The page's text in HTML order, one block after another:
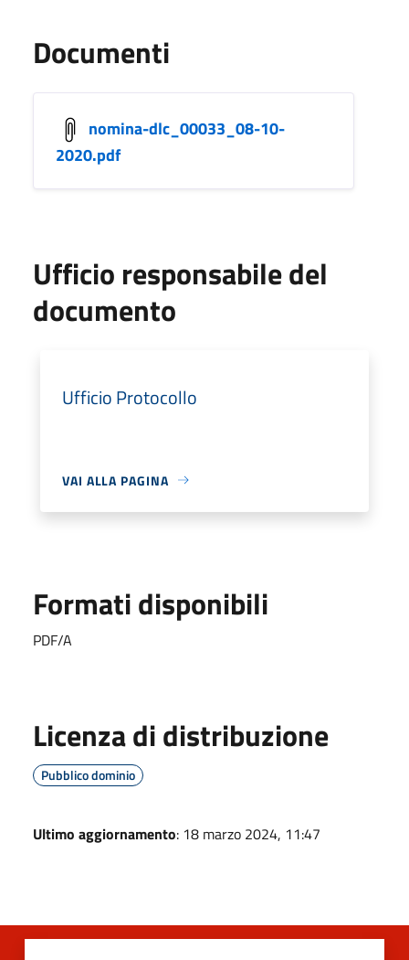
Documenti
nomina-dlc_00033_08-10-
2020.pdf
Ufficio responsabile del
documento
Ufficio Protocollo
VAI ALLA PAGINA
Formati disponibili
PDF/A
Licenza di distribuzione
Pubblico dominio
Ultimo aggiornamento: 18 marzo 2024, 11:47